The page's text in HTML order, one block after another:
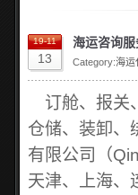
19-11
13
海运咨询
Category:海运
订舱、报关
仓储、装卸、
有限公司（
天津、上海、